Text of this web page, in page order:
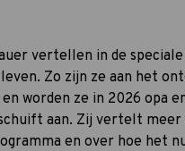
vertellen in de
Zo zijn ze aan het
worden ze in 2026 opa
aan. Zij vertelt meer
en over hoe het